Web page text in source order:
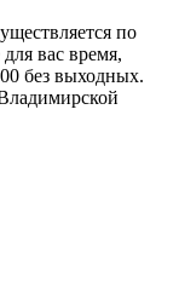
по
вас время,
без выходных.